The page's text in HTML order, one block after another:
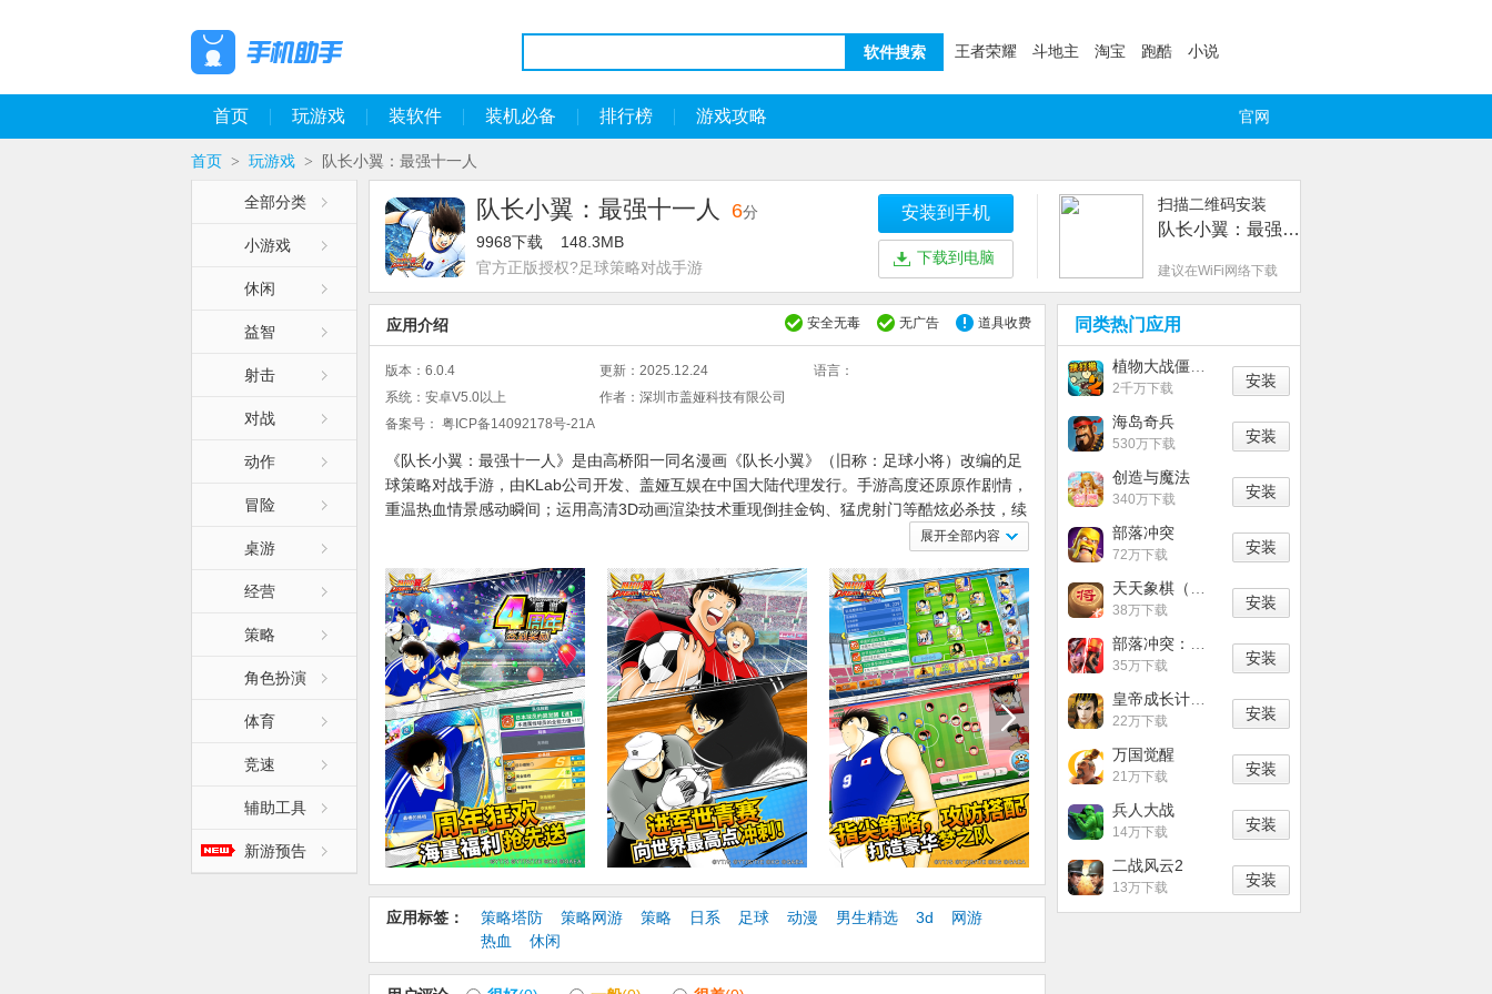
软件搜索 王者荣耀 斗地主 淘宝 跑酷 小说
首页 玩游戏 装软件 装机必备 排行榜 游戏攻略 官网
首页 > 玩游戏 > 队长小翼：最强十一人
全部分类
小游戏
休闲
益智
射击
对战
动作
冒险
桌游
经营
策略
角色扮演
体育
竞速
辅助工具
新游预告
队长小翼：最强十一人 6分
9968下载
148.3MB
官方正版授权?足球策略对战手游
安装到手机
下载到电脑
扫描二维码安装
队长小翼：最强十一人
建议在WiFi网络下载
应用介绍 安全无毒 无广告 道具收费
版本： 6.0.4 更新： 2025.12.24
语言：
系统： 安卓V5.0以上 作者： 深圳市盖娅科技有限公司
备案号： 粤ICP备14092178号-21A
《队长小翼：最强十一人》是由高桥阳一同名漫画《队长小翼》（旧称：足球小将）改编的足
球策略对战手游，由KLab公司开发、盖娅互娱在中国大陆代理发行。手游高度还原原作剧情，
重温热血情景感动瞬间；运用高清3D动画渲染技术重现倒挂金钩、猛虎射门等酷炫必杀技，续
写童年燃魂绿茵激战；玩家通过收集养成大空翼、日向小次郎、岬太郎等海量角色，个性打造
【更新日志】:
【新版本内容】
1. 界面升级：经典赛界面优化，增加活动详细分类
2. 断线重连：友谊赛新增断线重连，尽享实时对抗的乐趣
3. 球员筛选：新增更多便捷筛选条件，球员编辑一步到位
4. 背包系统：球员背包功能扩展，新增更多分类及叠加显示
5. 上限突破推荐系统：了解更多球员突破攻略，避免歧途一步到位
展开全部内容
应用标签： 策略塔防 策略网游 策略 日系 足球 动漫 男生精选 3d
网游
热血
休闲
同类热门应用
2千万下载 安装
海岛奇兵
530万下载 安装
创造与魔法
340万下载 安装
部落冲突
72万下载 安装
38万下载 安装
35万下载 安装
22万下载 安装
万国觉醒
21万下载 安装
兵人大战
14万下载 安装
二战风云2
13万下载 安装